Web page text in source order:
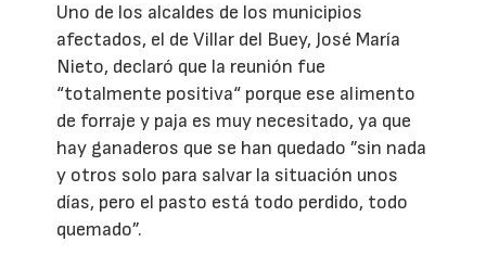
Uno de los alcaldes de los municipios
afectados, el de Villar del Buey, José María
Nieto, declaró que la reunión fue
“totalmente positiva“ porque ese alimento
de forraje y paja es muy necesitado, ya que
hay ganaderos que se han quedado ”sin nada
y otros solo para salvar la situación unos
días, pero el pasto está todo perdido, todo
quemado”.